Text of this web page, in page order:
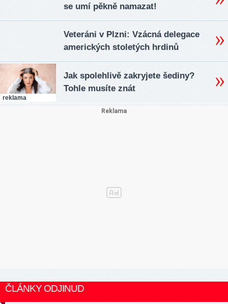
se umí pěkně namazat!
Veteráni v Plzni: Vzácná delegace
amerických stoletých hrdinů
reklama
Jak spolehlivě zakryjete šediny?
Tohle musíte znát
ČLÁNKY ODJINUD